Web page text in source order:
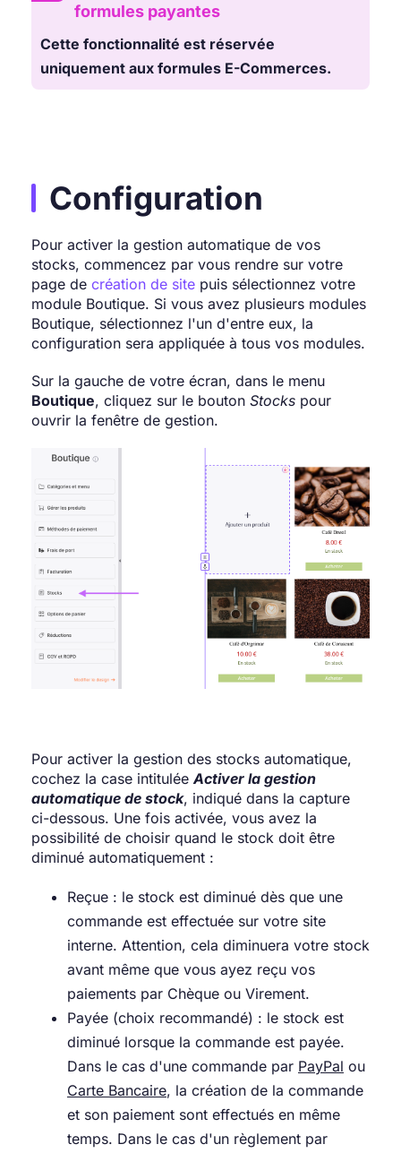
formules payantes
Cette fonctionnalité est réservée
uniquement aux formules E-Commerces.
Configuration
Pour activer la gestion automatique de vos
stocks, commencez par vous rendre sur votre
page de création de site puis sélectionnez votre
module Boutique. Si vous avez plusieurs modules
Boutique, sélectionnez l'un d'entre eux, la
configuration sera appliquée à tous vos modules.
Sur la gauche de votre écran, dans le menu
Boutique, cliquez sur le bouton Stocks pour
ouvrir la fenêtre de gestion.
Pour activer la gestion des stocks automatique,
cochez la case intituléeActiver la gestion
automatique de stock, indiqué dans la capture
ci-dessous. Une fois activée, vous avez la
possibilité de choisir quand le stock doit être
diminué automatiquement :
Reçue : le stock est diminué dès que une
commande est effectuée sur votre site
interne. Attention, cela diminuera votre stock
avant même que vous ayez reçu vos
paiements par Chèque ou Virement.
Payée (choix recommandé) : le stock est
diminué lorsque la commande est payée.
Dans le cas d'une commande par PayPal ou
Carte Bancaire, la création de la commande
et son paiement sont effectués en même
temps. Dans le cas d'un règlement par